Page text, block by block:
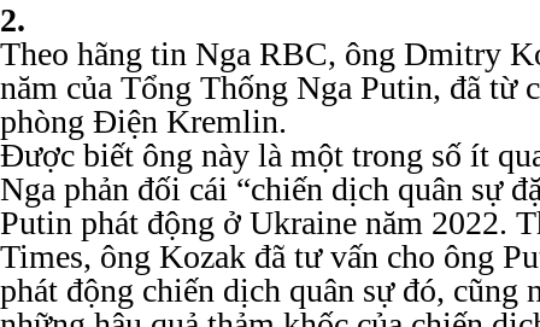
2.
Theo hãng tin Nga RBC, ông Dmitry
năm của Tổng Thống Nga Putin, đã từ
phòng Điện Kremlin.
Được biết ông này là một trong số ít
Nga phản đối cái “chiến dịch quân sự
Putin phát động ở Ukraine năm 2022.
Times, ông Kozak đã tư vấn cho ông
phát động chiến dịch quân sự đó, cũng